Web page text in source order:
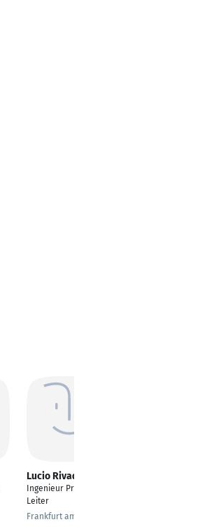
Lucio Rivadeneira
Ingenieur Projekt
Leiter
Frankfurt am Main